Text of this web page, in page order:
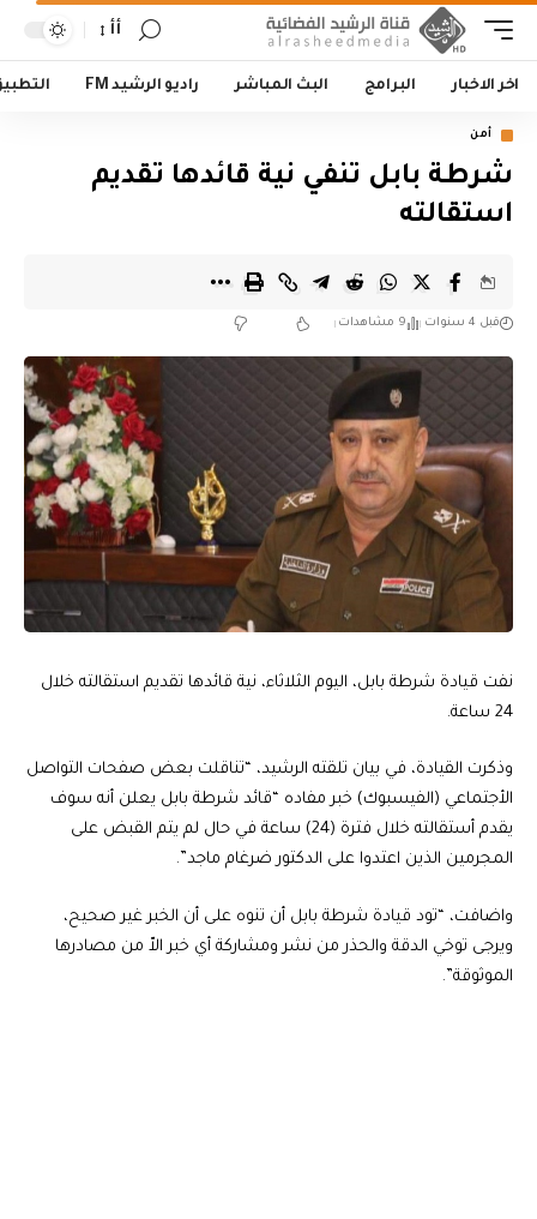
أأ
اخر الاخبار البرامج البث المباشر راديو الرشيد FM
أمن
شرطة بابل تنفي نية قائدها تقديم
استقالته
قبل 4 سنوات 9 مشاهدات
نفت قيادة شرطة بابل، اليوم الثلاثاء، نية قائدها تقديم استقالته خلال
24 ساعة.
وذكرت القيادة، في بيان تلقته الرشيد، “تناقلت بعض صفحات التواصل
الأجتماعي (الفيسبوك) خبر مفاده “قائد شرطة بابل يعلن أنه سوف
يقدم أستقالته خلال فترة (24) ساعة في حال لم يتم القبض على
المجرمين الذين اعتدوا على الدكتور ضرغام ماجد”.
واضافت، “تود قيادة شرطة بابل أن تنوه على أن الخبر غير صحيح،
ويرجى توخي الدقة والحذر من نشر ومشاركة أي خبر الاّ من مصادرها
الموثوقة”.